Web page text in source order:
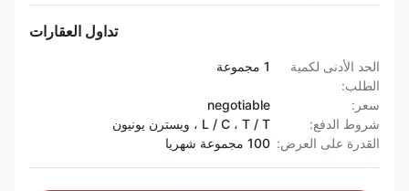
تداول العقارات
الحد الأدنى لكمية
الطلب:
1 مجموعة
negotiable
شروط الدفع:
L / C ، T / T ، ويسترن يونيون
القدرة على العرض:
100 مجموعة شهريا